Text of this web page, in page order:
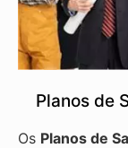
Planos de
Os Planos de